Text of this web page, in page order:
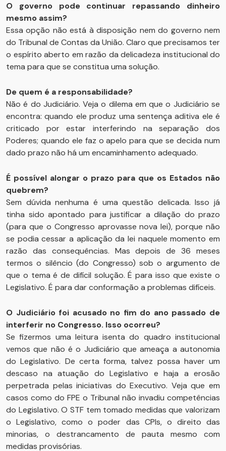
O governo pode continuar repassando dinheiro
mesmo assim?
Essa opção não está à disposição nem do governo nem
do Tribunal de Contas da União. Claro que precisamos ter
o espírito aberto em razão da delicadeza institucional do
tema para que se constitua uma solução.
De quem é a responsabilidade?
Não é do Judiciário. Veja o dilema em que o Judiciário se
encontra: quando ele produz uma sentença aditiva ele é
criticado por estar interferindo na separação dos
Poderes; quando ele faz o apelo para que se decida num
dado prazo não há um encaminhamento adequado.
É possível alongar o prazo para que os Estados não
quebrem?
Sem dúvida nenhuma é uma questão delicada. Isso já
tinha sido apontado para justificar a dilação do prazo
(para que o Congresso aprovasse nova lei), porque não
se podia cessar a aplicação da lei naquele momento em
razão das consequências. Mas depois de 36 meses
termos o silêncio (do Congresso) sob o argumento de
que o tema é de difícil solução. É para isso que existe o
Legislativo. É para dar conformação a problemas difíceis.
O Judiciário foi acusado no fim do ano passado de
interferir no Congresso. Isso ocorreu?
Se fizermos uma leitura isenta do quadro institucional
vemos que não é o Judiciário que ameaça a autonomia
do Legislativo. De certa forma, talvez possa haver um
descaso na atuação do Legislativo e haja a erosão
perpetrada pelas iniciativas do Executivo. Veja que em
casos como do FPE o Tribunal não invadiu competências
do Legislativo. O STF tem tomado medidas que valorizam
o Legislativo, como o poder das CPIs, o direito das
minorias, o destrancamento de pauta mesmo com
medidas provisórias.